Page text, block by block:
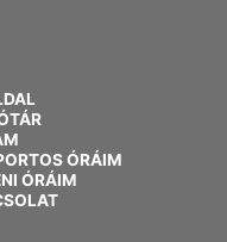
ÓRÁIM
ÓRÁIM